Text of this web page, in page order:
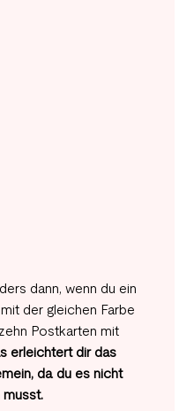
dann, wenn du ein
der gleichen Farbe
Postkarten mit
erleichtert dir das
da du es nicht
musst.